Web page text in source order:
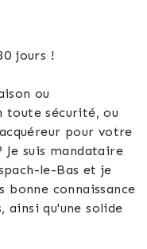
jours !
ou
toute sécurité, ou
pour votre
suis mandataire
le-Bas et je
bonne connaissance
ainsi qu'une solide